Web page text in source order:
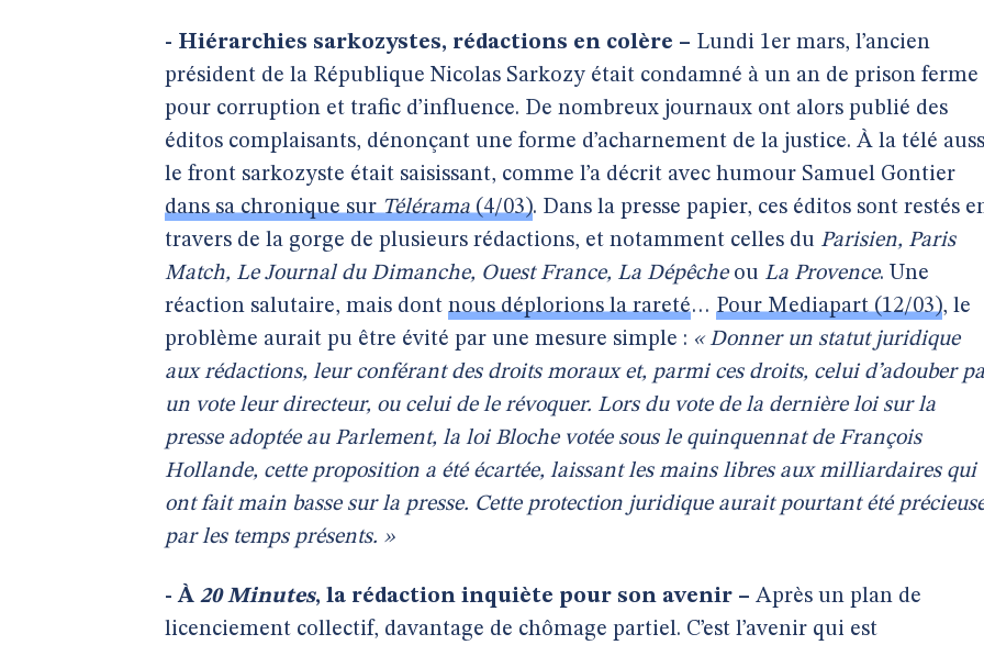
- Hiérarchies sarkozystes, rédactions en colère – Lundi 1er mars, l’ancien
président de la République Nicolas Sarkozy était condamné à un an de prison ferme
pour corruption et trafic d’influence. De nombreux journaux ont alors publié des
éditos complaisants, dénonçant une forme d’acharnement de la justice. À la télé
le front sarkozyste était saisissant, comme l’a décrit avec humour Samuel Gontier
dans sa chronique surTélérama(4/03). Dans la presse papier, ces éditos sont restés
travers de la gorge de plusieurs rédactions, et notamment celles du Parisien, Paris
Match, Le Journal du Dimanche, Ouest France, La Dépêcheou La Provence. Une
réaction salutaire, mais dont nous déplorions la rareté… Pour Mediapart (12/03), le
problème aurait pu être évité par une mesure simple : « Donner un statut juridique
aux rédactions, leur conférant des droits moraux et, parmi ces droits, celui d’adouber
un vote leur directeur, ou celui de le révoquer. Lors du vote de la dernière loi sur la
presse adoptée au Parlement, la loi Bloche votée sous le quinquennat de François
Hollande, cette proposition a été écartée, laissant les mains libres aux milliardaires qui
ont fait main basse sur la presse. Cette protection juridique aurait pourtant été
par les temps présents. »
- À 20 Minutes, la rédaction inquiète pour son avenir – Après un plan de
licenciement collectif, davantage de chômage partiel. C’est l’avenir qui est